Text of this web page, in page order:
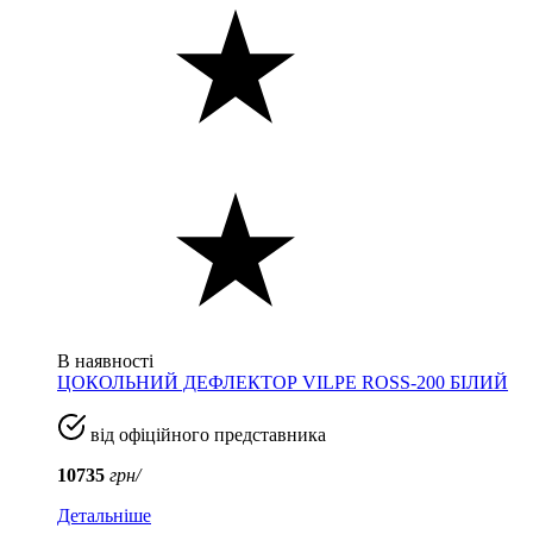
В наявності
ЦОКОЛЬНИЙ ДЕФЛЕКТОР VILPE ROSS-200 БІЛИЙ
від офіційного представника
10735 грн/
Детальніше